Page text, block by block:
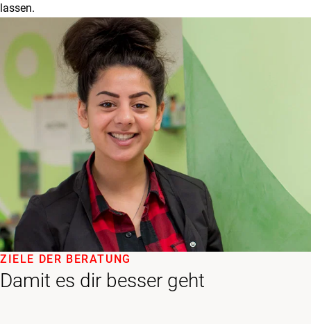
lassen.
Damit es dir besser geht
ZIELE DER BERATUNG